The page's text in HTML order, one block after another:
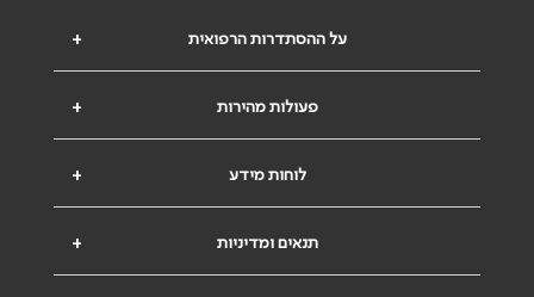
+ על ההסתדרות הרפואית
+ פעולות מהירות
+ לוחות מידע
+ תנאים ומדיניות